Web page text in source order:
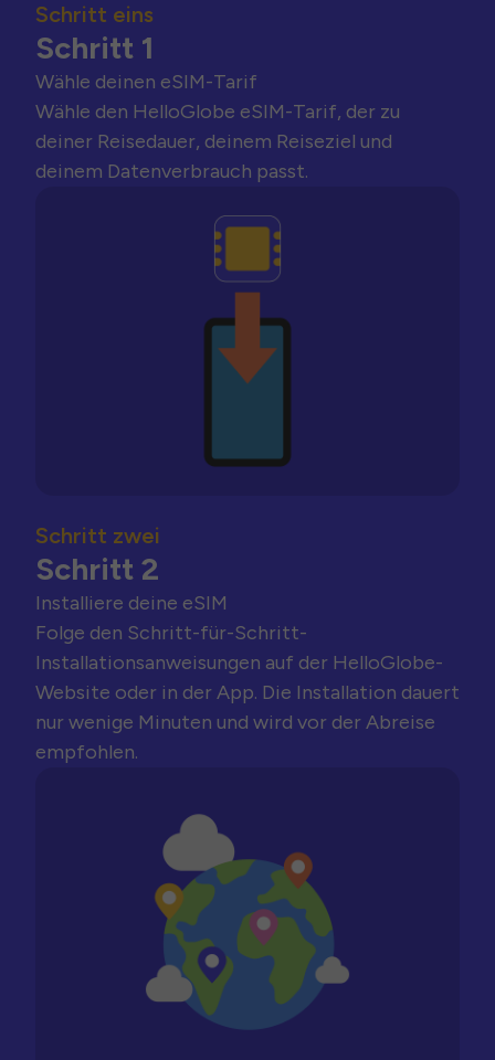
Schritt eins
Schritt 1
Wähle deinen eSIM-Tarif
Wähle den HelloGlobe eSIM-Tarif, der zu
deiner Reisedauer, deinem Reiseziel und
deinem Datenverbrauch passt.
Schritt zwei
Schritt 2
Installiere deine eSIM
Folge den Schritt-für-Schritt-
Installationsanweisungen auf der HelloGlobe-
Website oder in der App. Die Installation dauert
nur wenige Minuten und wird vor der Abreise
empfohlen.